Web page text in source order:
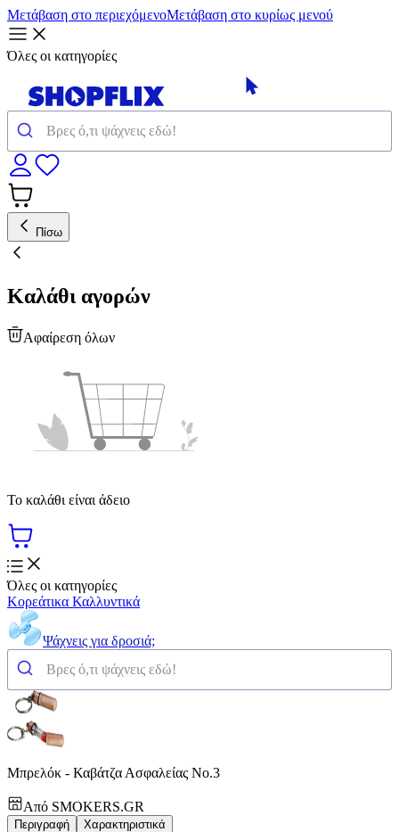
Μετάβαση στο περιεχόμενοΜετάβαση στο κυρίως μενού
Όλες οι κατηγορίες
Πίσω
Καλάθι αγορών
Αφαίρεση όλων
Το καλάθι είναι άδειο
Όλες οι κατηγορίες
Κορεάτικα Καλλυντικά
Ψάχνεις για δροσιά;
Μπρελόκ - Καβάτζα Ασφαλείας Νο.3
Από SMOKERS.GR
Περιγραφή Χαρακτηριστικά